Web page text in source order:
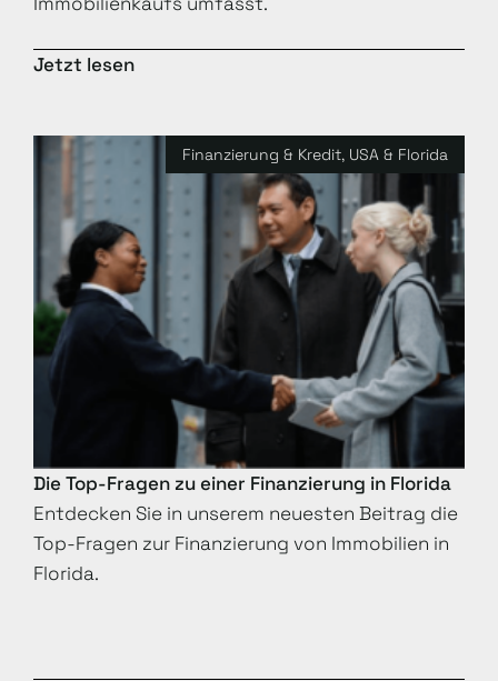
Jetzt lesen
Finanzierung & Kredit, USA & Florida
Die Top-Fragen zu einer Finanzierung in Florida
Entdecken Sie in unserem neuesten Beitrag die
Top-Fragen zur Finanzierung von Immobilien in
Florida.